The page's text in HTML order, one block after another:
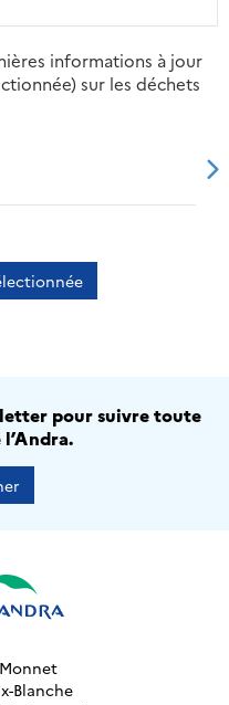
informations à jour
sur les déchets
pour suivre toute
Blanche